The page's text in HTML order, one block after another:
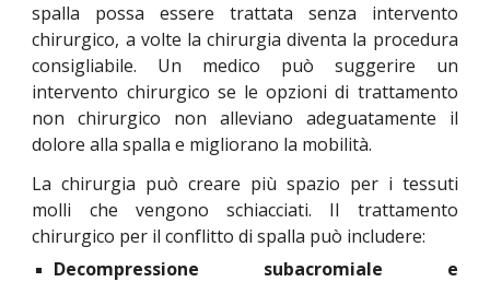
spalla possa essere trattata senza intervento
chirurgico, a volte la chirurgia diventa la procedura
consigliabile. Un medico può suggerire un
intervento chirurgico se le opzioni di trattamento
non chirurgico non alleviano adeguatamente il
dolore alla spalla e migliorano la mobilità.
La chirurgia può creare più spazio per i tessuti
molli che vengono schiacciati. Il trattamento
chirurgico per il conflitto di spalla può includere:
Decompressione subacromiale e